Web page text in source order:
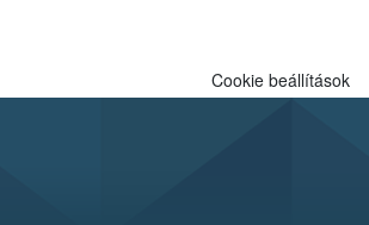
Cookie beállítások